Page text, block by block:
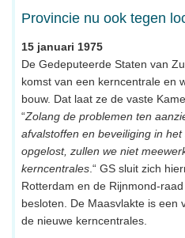
Provincie nu ook tegen
15 januari 1975
De Gedeputeerde Staten van
komst van een kerncentrale en
bouw. Dat laat ze de vaste
“Zolang de problemen ten
afvalstoffen en beveiliging in
opgelost, zullen we niet
kerncentrales .“ GS sluit zich
Rotterdam en de Rijnmond-
besloten. De Maasvlakte is een
de nieuwe kerncentrales.